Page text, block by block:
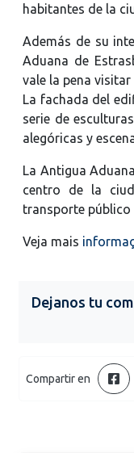
habitantes de la
Además de su
Aduana de
vale la pena
La fachada del
serie de
alegóricas y
La Antigua
centro de la
transporte público
Veja mais
Dejanos tu
Compartir en